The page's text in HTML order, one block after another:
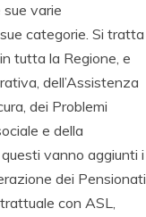
varie
categorie. Si tratta
tutta la Regione, e
dell’Assistenza
dei Problemi
e della
vanno aggiunti i
dei Pensionati
con ASL,